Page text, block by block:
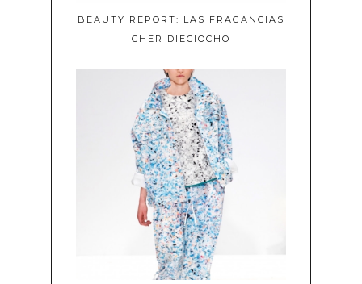
BEAUTY REPORT: LAS FRAGANCIAS
CHER DIECIOCHO